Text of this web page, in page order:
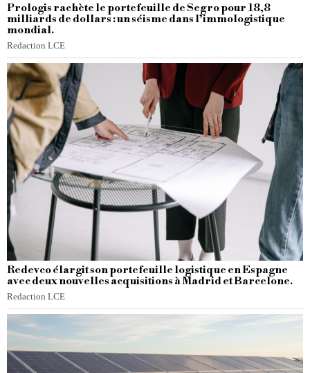
Prologis rachète le portefeuille de Segro pour 18,8
milliards de dollars : un séisme dans l’immologistique
mondial.
Redaction LCE
Redevco élargit son portefeuille logistique en Espagne
avec deux nouvelles acquisitions à Madrid et Barcelone.
Redaction LCE